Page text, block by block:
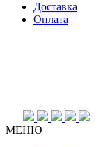
Доставка
Оплата
МЕНЮ